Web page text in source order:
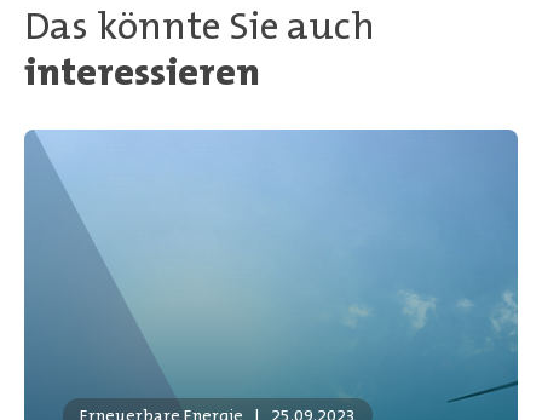
Das könnte Sie auch
interessieren